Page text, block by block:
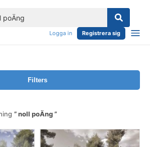
Logga in Registrera sig
Filters
noll poÄng